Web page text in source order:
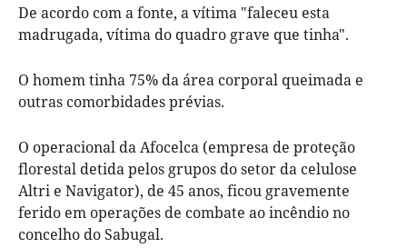
De acordo com a fonte, a vítima "faleceu esta
madrugada, vítima do quadro grave que tinha".
O homem tinha 75% da área corporal queimada e
outras comorbidades prévias.
O operacional da Afocelca (empresa de proteção
florestal detida pelos grupos do setor da celulose
Altri e Navigator), de 45 anos, ficou gravemente
ferido em operações de combate ao incêndio no
concelho do Sabugal.